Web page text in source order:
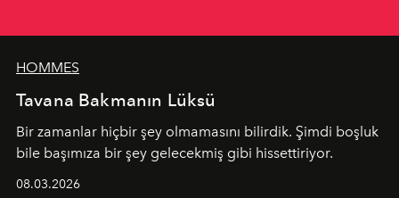
HOMMES
Tavana Bakmanın Lüksü
Bir zamanlar hiçbir şey olmamasını bilirdik. Şimdi boşluk
bile başımıza bir şey gelecekmiş gibi hissettiriyor.
08.03.2026